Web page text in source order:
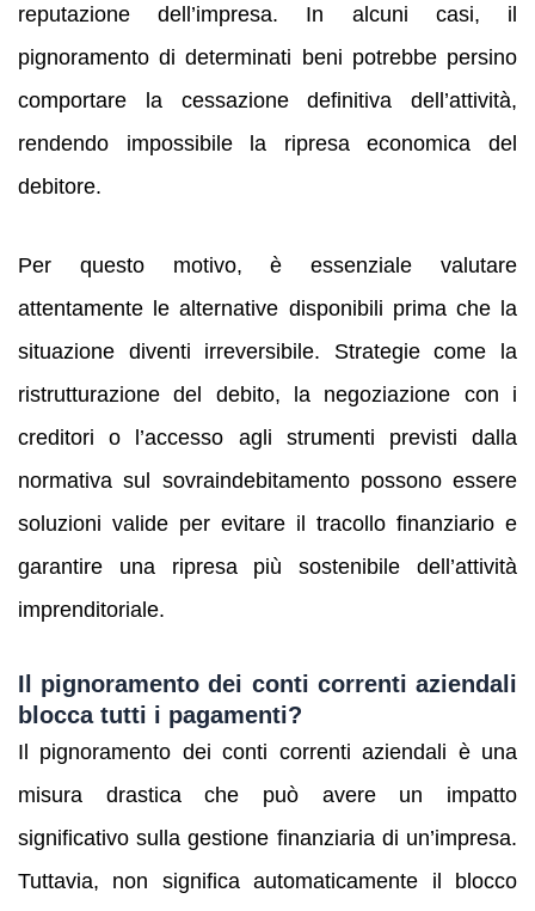
reputazione dell’impresa. In alcuni casi, il
pignoramento di determinati beni potrebbe persino
comportare la cessazione definitiva dell’attività,
rendendo impossibile la ripresa economica del
debitore.
Per questo motivo, è essenziale valutare
attentamente le alternative disponibili prima che la
situazione diventi irreversibile. Strategie come la
ristrutturazione del debito, la negoziazione con i
creditori o l’accesso agli strumenti previsti dalla
normativa sul sovraindebitamento possono essere
soluzioni valide per evitare il tracollo finanziario e
garantire una ripresa più sostenibile dell’attività
imprenditoriale.
Il pignoramento dei conti correnti aziendali
blocca tutti i pagamenti?
Il pignoramento dei conti correnti aziendali è una
misura drastica che può avere un impatto
significativo sulla gestione finanziaria di un’impresa.
Tuttavia, non significa automaticamente il blocco